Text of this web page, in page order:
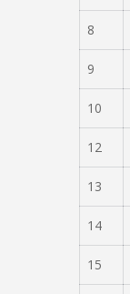
8
9
10
12
13
14
15